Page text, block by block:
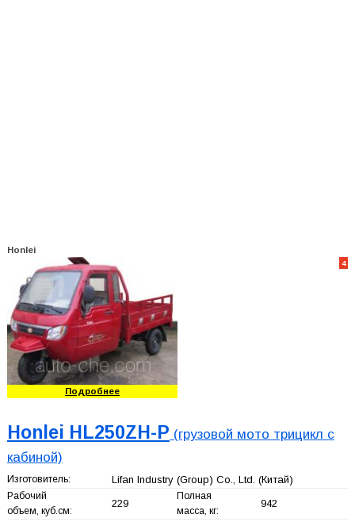
Honlei
4
Подробнее
Honlei HL250ZH-P (грузовой мото трицикл с
кабиной)
Изготовитель: Lifan Industry (Group) Co., Ltd. (Китай)
Рабочий
объем, куб.см:
229
Полная
масса, кг:
942